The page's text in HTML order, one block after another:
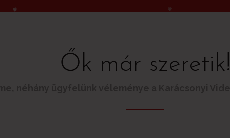
Ők már szeretik!